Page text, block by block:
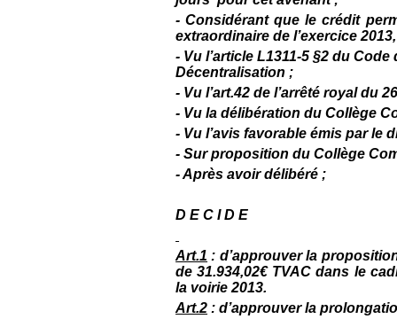
- Considérant que le crédit
extraordinaire de l’exercice
- Vu l’article L1311-5 §2 du
Décentralisation ;
- Vu l’art.42 de l’arrêté royal du
- Vu la délibération du Collège
- Vu l’avis favorable émis par le
- Sur proposition du Collège
- Après avoir délibéré ;
D E C I D E
Art.1 : d’approuver la
de 31.934,02€ TVAC dans le
la voirie 2013.
Art.2 : d’approuver la